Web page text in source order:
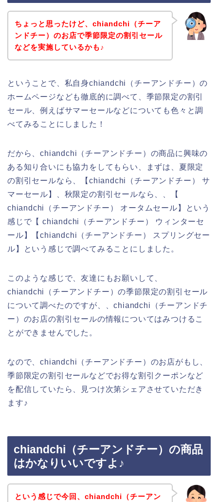
ちょっと思ったけど、chiandchi（チーア
ンドチー）のお店で季節限定の割引セール
などを実施しているかも♪
ということで、私自身chiandchi（チーアンドチー）の
ホームページなども徹底的に調べて、季節限定の割引
セール、例えばサマーセールなどについても色々と調
べてみることにしました！
だから、chiandchi（チーアンドチー）の商品に興味の
ある知り合いにも協力をしてもらい、まずは、夏限定
の割引セールなら、【chiandchi（チーアンドチー） サ
マーセール】、秋限定の割引セールなら、、【
chiandchi（チーアンドチー） オータムセール】という
感じで【 chiandchi（チーアンドチー） ウィンターセ
ール】【chiandchi（チーアンドチー） スプリングセー
ル】という感じで調べてみることにしました。
このような感じで、友達にもお願いして、
chiandchi（チーアンドチー）の季節限定の割引セール
について調べたのですが、、chiandchi（チーアンドチ
ー）のお店の割引セールの情報についてはみつけるこ
とができませんでした。
なので、chiandchi（チーアンドチー）のお店がもし、
季節限定の割引セールなどでお得な割引クーポンなど
を配信していたら、見つけ次第シェアさせていただき
ます♪
chiandchi（チーアンドチー）の商品
はかなりいいですよ♪
という感じで今回、chiandchi（チーアン